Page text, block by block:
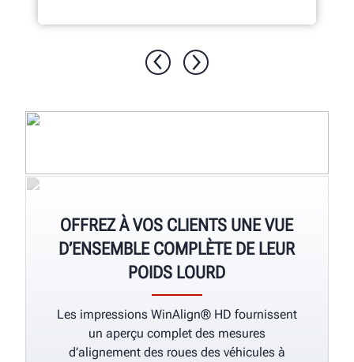
OFFREZ À VOS CLIENTS UNE VUE
D’ENSEMBLE COMPLÈTE DE LEUR
POIDS LOURD
Les impressions WinAlign® HD fournissent
un aperçu complet des mesures
d’alignement des roues des véhicules à